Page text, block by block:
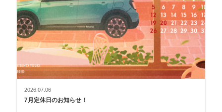
2026.07.06
7月定休日のお知らせ！